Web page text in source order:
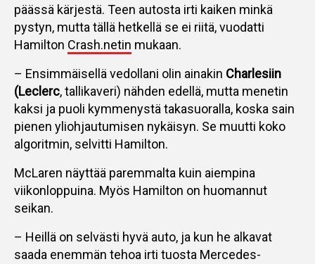
päässä kärjestä. Teen autosta irti kaiken minkä
pystyn, mutta tällä hetkellä se ei riitä, vuodatti
Hamilton Crash.netin mukaan.
– Ensimmäisellä vedollani olin ainakin Charlesiin
(Leclerc, tallikaveri) nähden edellä, mutta menetin
kaksi ja puoli kymmenystä takasuoralla, koska sain
pienen yliohjautumisen nykäisyn. Se muutti koko
algoritmin, selvitti Hamilton.
McLaren näyttää paremmalta kuin aiempina
viikonloppuina. Myös Hamilton on huomannut
seikan.
– Heillä on selvästi hyvä auto, ja kun he alkavat
saada enemmän tehoa irti tuosta Mercedes-